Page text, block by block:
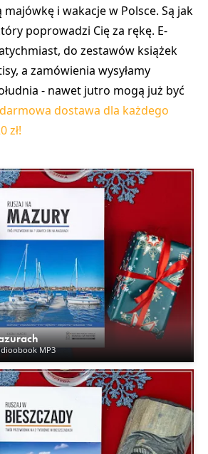
i wakacje w Polsce. Są jak
poprowadzi Cię za rękę. E-
do zestawów książek
a zamówienia wysyłamy
- nawet jutro mogą już być
darmowa dostawa dla każdego
zł!
MP3